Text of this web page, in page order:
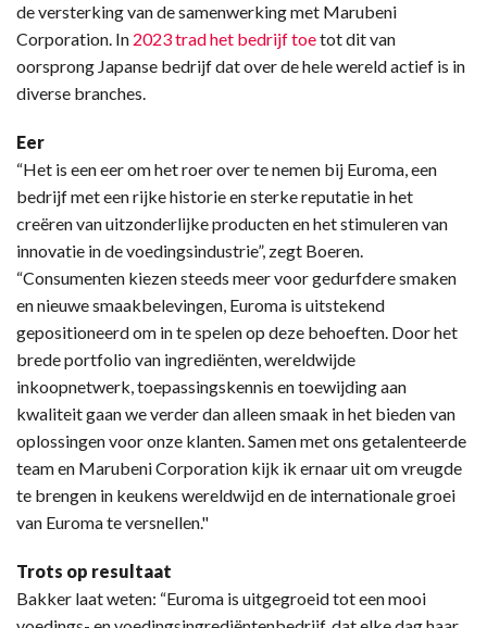
de versterking van de samenwerking met Marubeni
Corporation. In 2023 trad het bedrijf toetot dit van
oorsprong Japanse bedrijf dat over de hele wereld actief is in
diverse branches.
Eer
“Het is een eer om het roer over te nemen bij Euroma, een
bedrijf met een rijke historie en sterke reputatie in het
creëren van uitzonderlijke producten en het stimuleren van
innovatie in de voedingsindustrie”, zegt Boeren.
“Consumenten kiezen steeds meer voor gedurfdere smaken
en nieuwe smaakbelevingen, Euroma is uitstekend
gepositioneerd om in te spelen op deze behoeften. Door het
brede portfolio van ingrediënten, wereldwijde
inkoopnetwerk, toepassingskennis en toewijding aan
kwaliteit gaan we verder dan alleen smaak in het bieden van
oplossingen voor onze klanten. Samen met ons getalenteerde
team en Marubeni Corporation kijk ik ernaar uit om vreugde
te brengen in keukens wereldwijd en de internationale groei
van Euroma te versnellen."
Trots op resultaat
Bakker laat weten: “Euroma is uitgegroeid tot een mooi